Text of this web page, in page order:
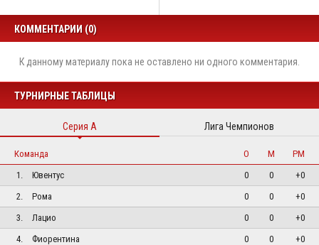
КОММЕНТАРИИ (0)
К данному материалу пока не оставлено ни одного комментария.
ТУРНИРНЫЕ ТАБЛИЦЫ
Серия А Лига Чемпионов
Команда О М
РМ
1.
Ювентус 0 0
+0
2.
Рома 0 0
+0
3.
Лацио 0 0
+0
4.
Фиорентина 0 0
+0